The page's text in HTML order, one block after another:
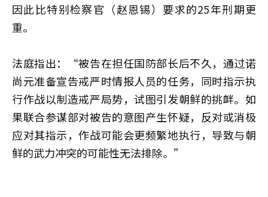
因此比特别检察官（赵恩锡）要求的25年刑期更
重。
法庭指出：“被告在担任国防部长后不久，通过诺
尚元准备宣告戒严时情报人员的任务，同时指示执
行作战以制造戒严局势，试图引发朝鲜的挑衅。如
果联合参谋部对被告的意图产生怀疑，反对或消极
应对其指示，作战可能会更频繁地执行，导致与朝
鲜的武力冲突的可能性无法排除。”